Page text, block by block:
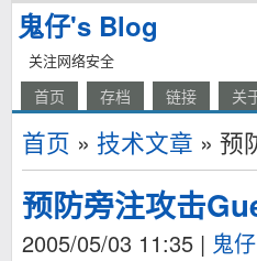
鬼仔's Blog
关注网络安全
首页 存档 链接 关
首页 » 技术文章 » 预
预防旁注攻击
2005/05/03 11:35 | 鬼仔